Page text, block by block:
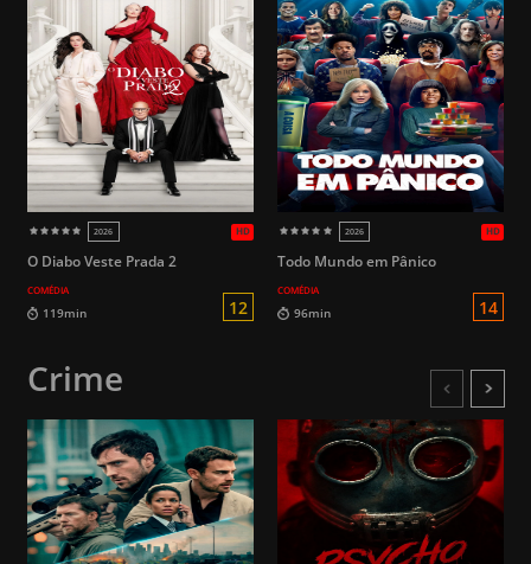
108min 14 99min
O Diabo Veste Prada 2
COMÉDIA
Todo Mundo em Pânico
COMÉDIA
Crime